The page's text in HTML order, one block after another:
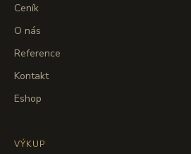
Ceník
O nás
Reference
Kontakt
Eshop
VÝKUP